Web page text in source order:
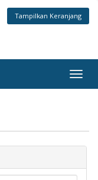
Tampilkan Keranjang